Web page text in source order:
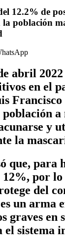
12.2% de
la población
abril
en el
y
la
que, para
12%, por
del
un arma
graves en
el sistema